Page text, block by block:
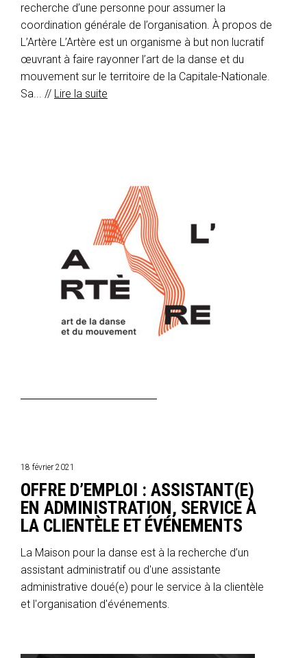
recherche d’une personne pour assumer la
coordination générale de l’organisation. À propos de
L’Artère L’Artère est un organisme à but non lucratif
œuvrant à faire rayonner l’art de la danse et du
mouvement sur le territoire de la Capitale-Nationale.
Sa... // Lire la suite
18 février 2021
OFFRE D’EMPLOI : ASSISTANT(E)
EN ADMINISTRATION, SERVICE À
LA CLIENTÈLE ET ÉVÉNEMENTS
La Maison pour la danse est à la recherche d’un
assistant administratif ou d'une assistante
administrative doué(e) pour le service à la clientèle
et l'organisation d'événements.